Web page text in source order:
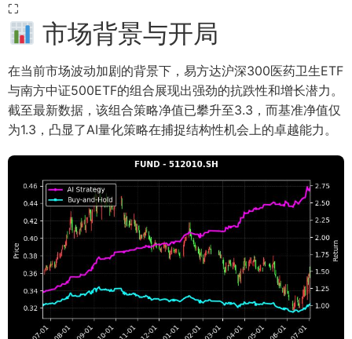
⛶
市场背景与开局
在当前市场波动加剧的背景下，易方达沪深300医药卫生ETF
与南方中证500ETF的组合展现出强劲的抗跌性和增长潜力。
截至最新数据，该组合策略净值已攀升至3.3，而基准净值仅
为1.3，凸显了AI量化策略在捕捉结构性机会上的卓越能力。